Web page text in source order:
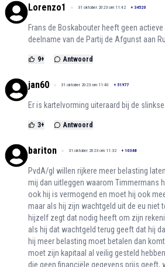
Lorenzo1 31 oktober 2023 om 11:42 + 34520
Frans de Boskabouter heeft geen
deelname van de Partij de Afgunst aan
9+ Antwoord
jan60 31 oktober 2023 om 11:40 + 51977
Er is kartelvorming uiteraard bij de
3+ Antwoord
bariton 31 oktober 2023 om 11:32 + 10348
PvdA/gl willen rijkere meer belasting
mij dan uitleggen waarom Timmermans
ook hij is vermogend en moet hij ook
maar als hij zijn wachtgeld uit de eu niet
hijzelf zegt dat nodig heeft om zijn
als hij dat wachtgeld terug geeft dat hij
hij meer belasting moet betalen dan
moet zijn kapitaal al veilig gesteld
die geen financiële gegevens prijs geeft,